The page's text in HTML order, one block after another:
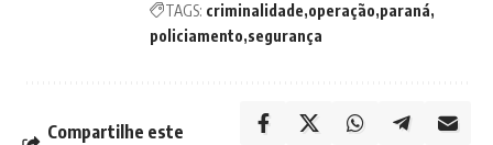
TAGS: criminalidade operação paraná
policiamento segurança
Compartilhe este